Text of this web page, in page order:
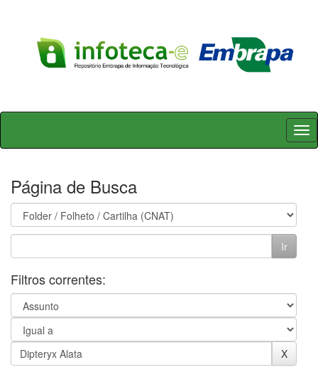
Skip
Página de Busca
Filtros correntes: